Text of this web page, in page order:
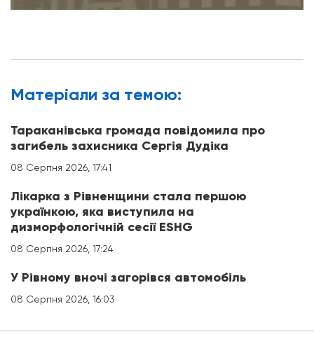
Матерiали за темою:
Тараканівська громада повідомила про
загибель захисника Сергія Дудіка
08 Серпня 2026, 17:41
Лікарка з Рівненщини стала першою
українкою, яка виступила на
дизморфологічній сесії ESHG
08 Серпня 2026, 17:24
У Рівному вночі загорівся автомобіль
08 Серпня 2026, 16:03